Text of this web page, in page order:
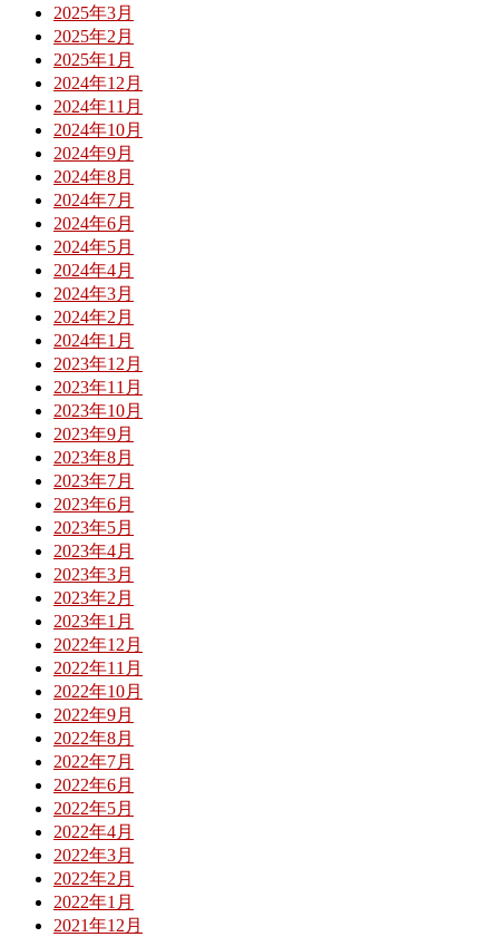
2025年3月
2025年2月
2025年1月
2024年12月
2024年11月
2024年10月
2024年9月
2024年8月
2024年7月
2024年6月
2024年5月
2024年4月
2024年3月
2024年2月
2024年1月
2023年12月
2023年11月
2023年10月
2023年9月
2023年8月
2023年7月
2023年6月
2023年5月
2023年4月
2023年3月
2023年2月
2023年1月
2022年12月
2022年11月
2022年10月
2022年9月
2022年8月
2022年7月
2022年6月
2022年5月
2022年4月
2022年3月
2022年2月
2022年1月
2021年12月